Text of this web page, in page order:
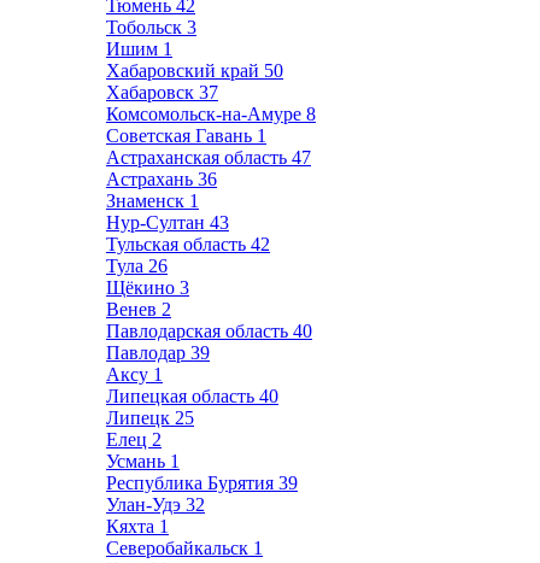
Тюмень 42
Тобольск 3
Ишим 1
Хабаровский край 50
Хабаровск 37
Комсомольск-на-Амуре 8
Советская Гавань 1
Астраханская область 47
Астрахань 36
Знаменск 1
Нур-Султан 43
Тульская область 42
Тула 26
Щёкино 3
Венев 2
Павлодарская область 40
Павлодар 39
Аксу 1
Липецкая область 40
Липецк 25
Елец 2
Усмань 1
Республика Бурятия 39
Улан-Удэ 32
Кяхта 1
Северобайкальск 1